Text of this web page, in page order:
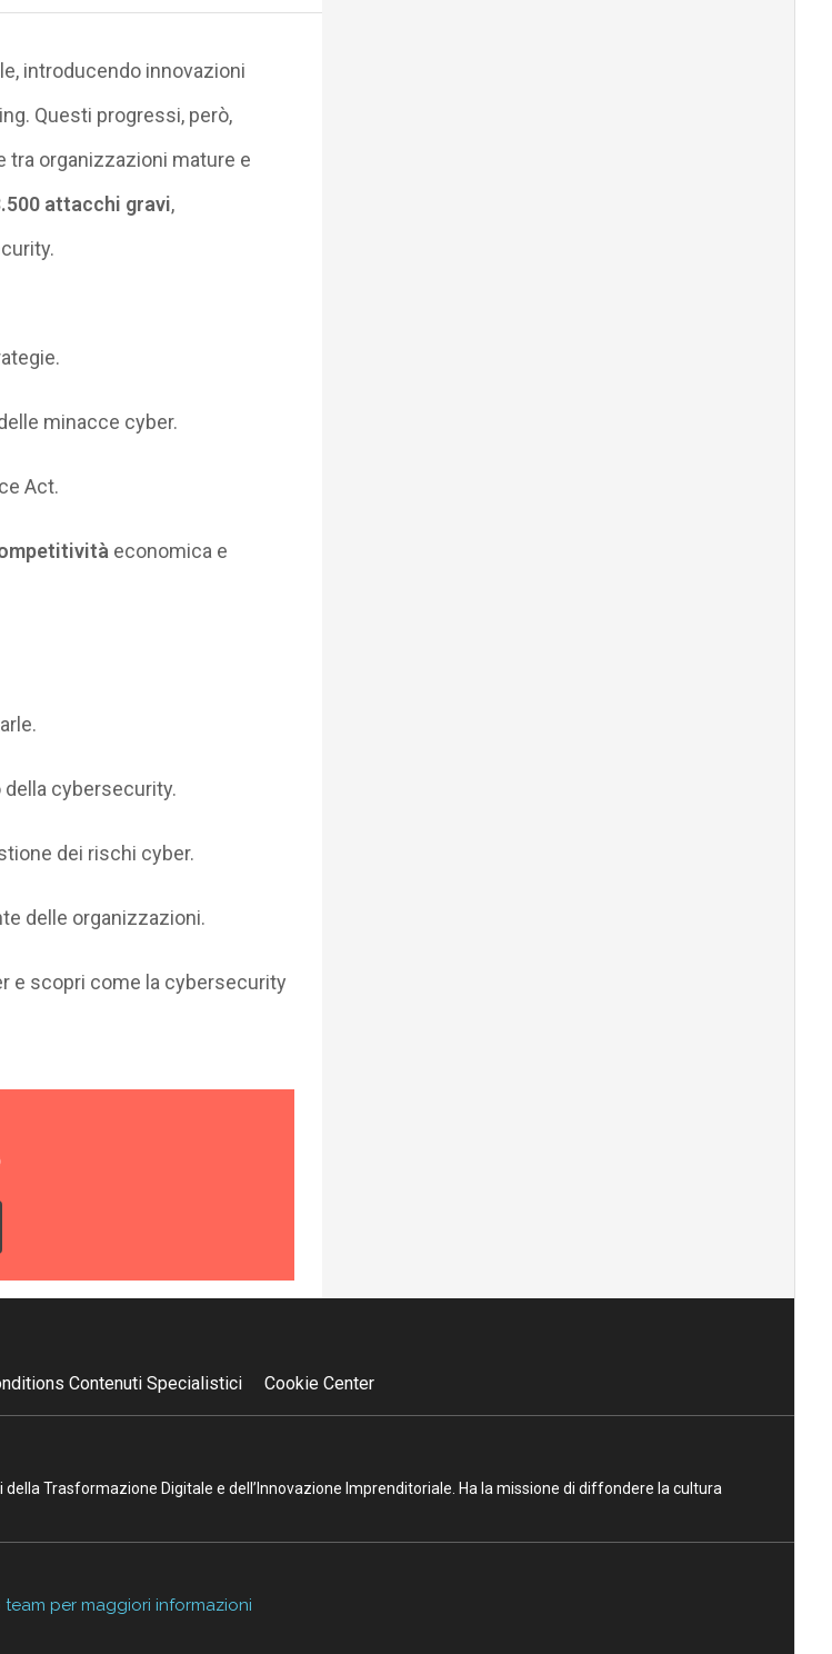
introducendo innovazioni
Questi progressi, però,
tra organizzazioni mature e
attacchi gravi,
minacce cyber.
Act.
economica e
cybersecurity.
dei rischi cyber.
delle organizzazioni.
e scopri come la cybersecurity
Contenuti Specialistici Cookie Center
Trasformazione Digitale e dell’Innovazione Imprenditoriale. Ha la missione di diffondere la cultura
per maggiori informazioni